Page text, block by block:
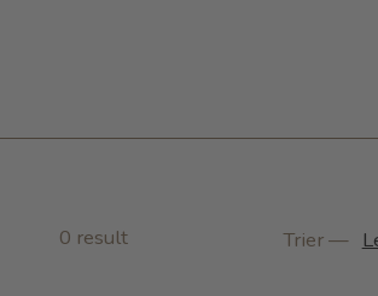
0 result Trier —